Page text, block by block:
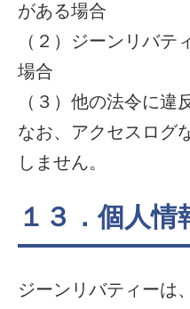
がある場合
（２）ジーンリバ
場合
（３）他の法令に違
なお、アクセスログ
しません。
１３．個人情
ジーンリバティーは